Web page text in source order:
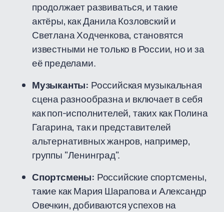
продолжает развиваться, и такие
актёры, как Данила Козловский и
Светлана Ходченкова, становятся
известными не только в России, но и за
её пределами.
Музыканты: Российская музыкальная
сцена разнообразна и включает в себя
как поп-исполнителей, таких как Полина
Гагарина, так и представителей
альтернативных жанров, например,
группы "Ленинград".
Спортсмены: Российские спортсмены,
такие как Мария Шарапова и Александр
Овечкин, добиваются успехов на